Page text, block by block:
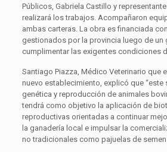
Públicos, Gabriela Castillo y
realizará los trabajos. Acompañaron
ambas carteras. La obra es financiada
gestionados por la provincia luego de un
cumplimentar las exigentes condiciones
Santiago Piazza, Médico Veterinario que
nuevo establecimiento, explicó que “este
genética y reproducción de animales
tendrá como objetivo la aplicación de
reproductivas orientadas a continuar
la ganadería local e impulsar la
no tradicionales como pajuelas de semen